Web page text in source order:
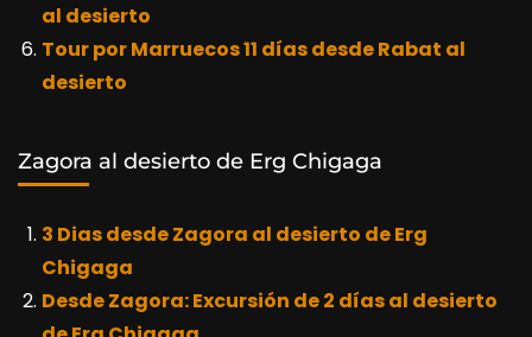
al desierto
Tour por Marruecos 11 días desde Rabat al
desierto
Zagora al desierto de Erg Chigaga
3 Dias desde Zagora al desierto de Erg
Chigaga
Desde Zagora: Excursión de 2 días al desierto